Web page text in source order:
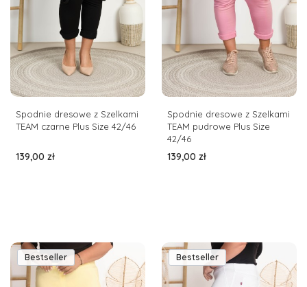
Spodnie dresowe z Szelkami
TEAM czarne Plus Size 42/46
Cena
139,00 zł
Spodnie dresowe z Szelkami
TEAM pudrowe Plus Size
42/46
Cena
139,00 zł
Bestseller Bestseller